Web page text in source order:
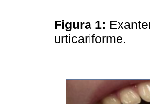
Figura 1:
urticariforme.